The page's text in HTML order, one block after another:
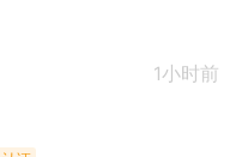
1小时前